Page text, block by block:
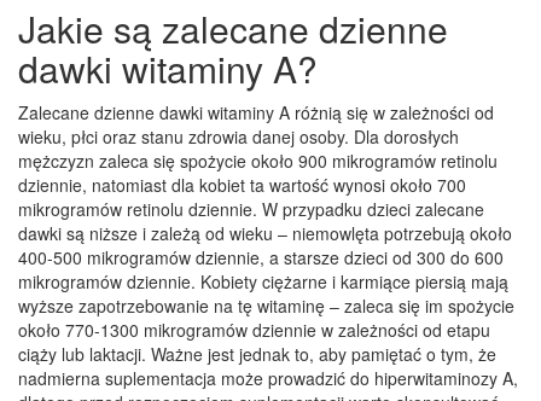
Jakie są zalecane dzienne
dawki witaminy A?
Zalecane dzienne dawki witaminy A różnią się w zależności od
wieku, płci oraz stanu zdrowia danej osoby. Dla dorosłych
mężczyzn zaleca się spożycie około 900 mikrogramów retinolu
dziennie, natomiast dla kobiet ta wartość wynosi około 700
mikrogramów retinolu dziennie. W przypadku dzieci zalecane
dawki są niższe i zależą od wieku – niemowlęta potrzebują około
400-500 mikrogramów dziennie, a starsze dzieci od 300 do 600
mikrogramów dziennie. Kobiety ciężarne i karmiące piersią mają
wyższe zapotrzebowanie na tę witaminę – zaleca się im spożycie
około 770-1300 mikrogramów dziennie w zależności od etapu
ciąży lub laktacji. Ważne jest jednak to, aby pamiętać o tym, że
nadmierna suplementacja może prowadzić do hiperwitaminozy A,